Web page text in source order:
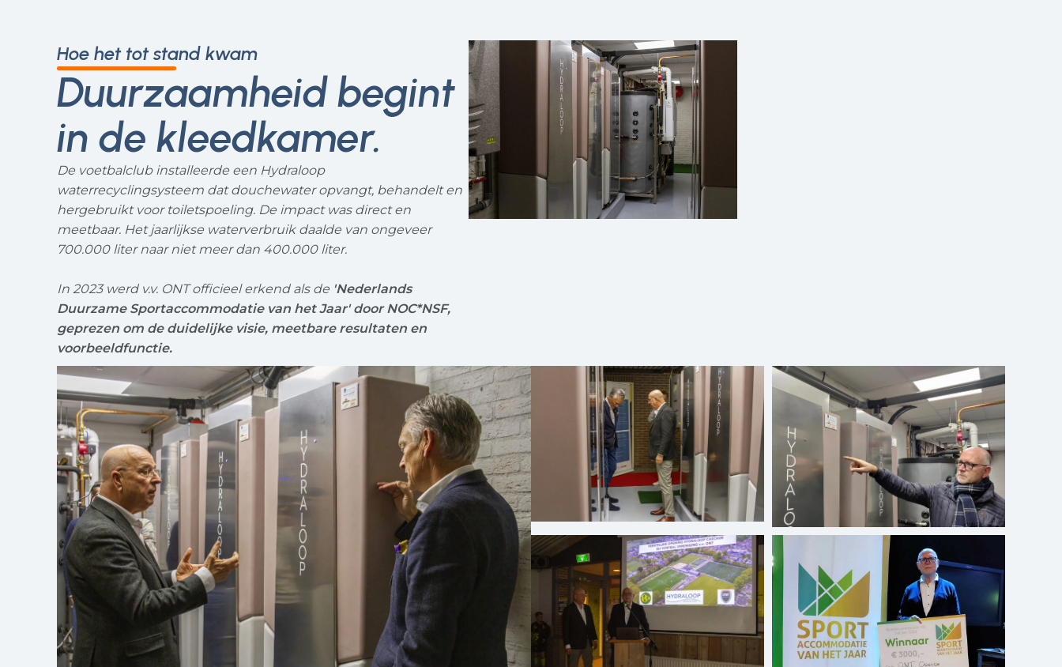
Hoe het tot stand kwam
Duurzaamheid begint
in de kleedkamer.
De voetbalclub installeerde een Hydraloop
waterrecyclingsysteem dat douchewater opvangt, behandelt en
hergebruikt voor toiletspoeling. De impact was direct en
meetbaar. Het jaarlijkse waterverbruik daalde van ongeveer
700.000 liter naar niet meer dan 400.000 liter.
In 2023 werd v.v. ONT officieel erkend als de 'Nederlands
Duurzame Sportaccommodatie van het Jaar' door NOC*NSF,
geprezen om de duidelijke visie, meetbare resultaten en
voorbeeldfunctie.